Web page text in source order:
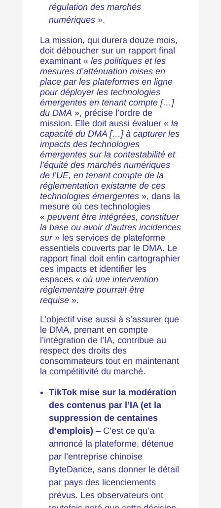
régulation des marchés
numériques ».
La mission, qui durera douze mois,
doit déboucher sur un rapport final
examinant « les politiques et les
mesures d’atténuation mises en
place par les plateformes en ligne
pour déployer les technologies
émergentes en tenant compte […]
du DMA », précise l’ordre de
mission. Elle doit aussi évaluer « la
capacité du DMA […] à capturer les
impacts des technologies
émergentes sur la contestabilité et
l’équité des marchés numériques
de l’UE, en tenant compte de la
réglementation existante de ces
technologies émergentes», dans la
mesure où ces technologies
« peuvent être intégrées, constituer
la base ou avoir d’autres incidences
sur» les services de plateforme
essentiels couverts par le DMA. Le
rapport final doit enfin cartographier
ces impacts et identifier les
espaces « où une intervention
réglementaire pourrait être
requise».
L’objectif vise aussi à s’assurer que
le DMA, prenant en compte
l’intégration de l’IA, contribue au
respect des droits des
consommateurs tout en maintenant
la compétitivité du marché.
TikTok mise sur la modération
des contenus par l’IA (et la
suppression de centaines
d’emplois) – C’est ce qu’a
annoncé la plateforme, détenue
par l’entreprise chinoise
ByteDance, sans donner le détail
par pays des licenciements
prévus. Les observateurs ont